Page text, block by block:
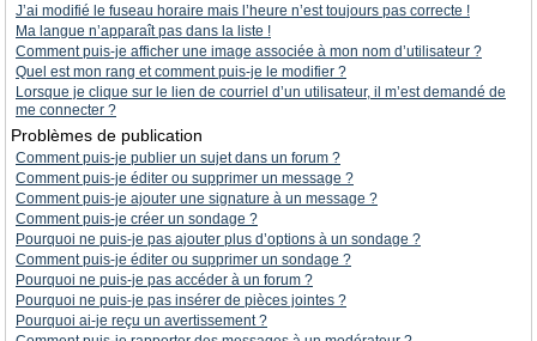
J’ai modifié le fuseau horaire mais l’heure n’est toujours pas correcte !
Ma langue n’apparaît pas dans la liste !
Comment puis-je afficher une image associée à mon nom d’utilisateur ?
Quel est mon rang et comment puis-je le modifier ?
Lorsque je clique sur le lien de courriel d’un utilisateur, il m’est demandé de
me connecter ?
Problèmes de publication
Comment puis-je publier un sujet dans un forum ?
Comment puis-je éditer ou supprimer un message ?
Comment puis-je ajouter une signature à un message ?
Comment puis-je créer un sondage ?
Pourquoi ne puis-je pas ajouter plus d’options à un sondage ?
Comment puis-je éditer ou supprimer un sondage ?
Pourquoi ne puis-je pas accéder à un forum ?
Pourquoi ne puis-je pas insérer de pièces jointes ?
Pourquoi ai-je reçu un avertissement ?